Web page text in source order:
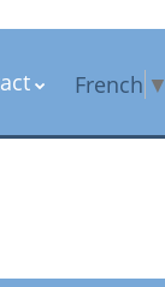
French ▼